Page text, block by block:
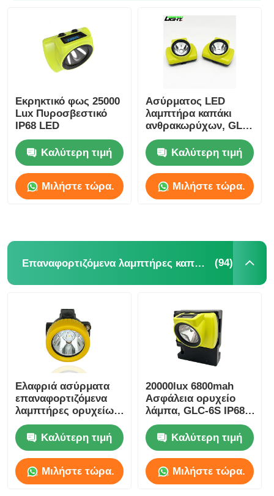
Εκρηκτικό φως 25000
Lux Πυροσβεστικό
IP68 LED
Καλύτερη τιμή
Μιλήστε τώρα.
Ασύρματος LED
λαμπτήρα καπάκι
ανθρακωρύχων, GLC-
6S 18000lux 25000lux
ανθρακωρύχων
λάμπα ασφαλείας
Καλύτερη τιμή
Μιλήστε τώρα.
Επαναφορτιζόμενα λαμπτήρες καπάκις εξορυκτικών εγκαταστάσεων (94)
Ελαφριά ασύρματα
επαναφορτιζόμενα
λαμπτήρες ορυχείων
5000lux 3.7V 2.6Ah
IP67 Καλύτερη τιμή
Μιλήστε τώρα.
20000lux 6800mah
Ασφάλεια ορυχείο
λάμπα, GLC-6S IP68
LED ορυχείο λάμπα
κράνοςΚαλύτερη τιμή
Μιλήστε τώρα.